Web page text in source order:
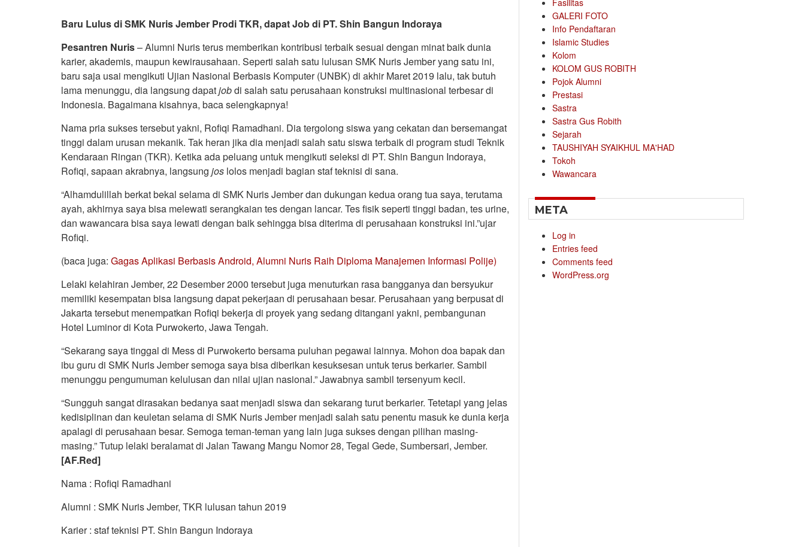
Baru Lulus di SMK Nuris Jember Prodi TKR, dapat Job di PT. Shin Bangun Indoraya
Pesantren Nuris– Alumni Nuris terus memberikan kontribusi terbaik sesuai dengan minat baik dunia
karier, akademis, maupun kewirausahaan. Seperti salah satu lulusan SMK Nuris Jember yang satu ini,
baru saja usai mengikuti Ujian Nasional Berbasis Komputer (UNBK) di akhir Maret 2019 lalu, tak butuh
lama menunggu, dia langsung dapatjobdi salah satu perusahaan konstruksi multinasional terbesar di
Indonesia. Bagaimana kisahnya, baca selengkapnya!
Nama pria sukses tersebut yakni, Rofiqi Ramadhani. Dia tergolong siswa yang cekatan dan bersemangat
tinggi dalam urusan mekanik. Tak heran jika dia menjadi salah satu siswa terbaik di program studi Teknik
Kendaraan Ringan (TKR). Ketika ada peluang untuk mengikuti seleksi di PT. Shin Bangun Indoraya,
Rofiqi, sapaan akrabnya, langsung jos lolos menjadi bagian staf teknisi di sana.
“Alhamdulillah berkat bekal selama di SMK Nuris Jember dan dukungan kedua orang tua saya, terutama
ayah, akhirnya saya bisa melewati serangkaian tes dengan lancar. Tes fisik seperti tinggi badan, tes urine,
dan wawancara bisa saya lewati dengan baik sehingga bisa diterima di perusahaan konstruksi ini.”ujar
Rofiqi.
(baca juga: Gagas Aplikasi Berbasis Android, Alumni Nuris Raih Diploma Manajemen Informasi Polije)
Lelaki kelahiran Jember, 22 Desember 2000 tersebut juga menuturkan rasa bangganya dan bersyukur
memiliki kesempatan bisa langsung dapat pekerjaan di perusahaan besar. Perusahaan yang berpusat di
Jakarta tersebut menempatkan Rofiqi bekerja di proyek yang sedang ditangani yakni, pembangunan
Hotel Luminor di Kota Purwokerto, Jawa Tengah.
“Sekarang saya tinggal di Mess di Purwokerto bersama puluhan pegawai lainnya. Mohon doa bapak dan
ibu guru di SMK Nuris Jember semoga saya bisa diberikan kesuksesan untuk terus berkarier. Sambil
menunggu pengumuman kelulusan dan nilai ujian nasional.” Jawabnya sambil tersenyum kecil.
“Sungguh sangat dirasakan bedanya saat menjadi siswa dan sekarang turut berkarier. Tetetapi yang jelas
kedisiplinan dan keuletan selama di SMK Nuris Jember menjadi salah satu penentu masuk ke dunia kerja
apalagi di perusahaan besar. Semoga teman-teman yang lain juga sukses dengan pilihan masing-
masing.” Tutup lelaki beralamat di Jalan Tawang Mangu Nomor 28, Tegal Gede, Sumbersari, Jember.
[AF.Red]
Nama : Rofiqi Ramadhani
Alumni : SMK Nuris Jember, TKR lulusan tahun 2019
Karier : staf teknisi PT. Shin Bangun Indoraya
Fasilitas
GALERI FOTO
Info Pendaftaran
Islamic Studies
Kolom
KOLOM GUS ROBITH
Pojok Alumni
Prestasi
Sastra
Sastra Gus Robith
Sejarah
TAUSHIYAH SYAIKHUL MA'HAD
Tokoh
Wawancara
META
Log in
Entries feed
Comments feed
WordPress.org